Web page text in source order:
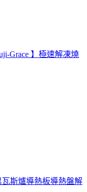
Grace 】極速解凍燒
斯爐導熱板導熱盤解